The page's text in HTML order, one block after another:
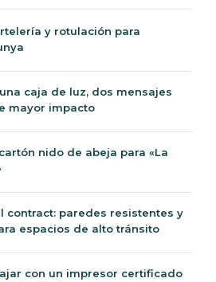
y rotulación para
caja de luz, dos mensajes
mayor impacto
nido de abeja para «La
contract: paredes resistentes y
espacios de alto tránsito
con un impresor certificado